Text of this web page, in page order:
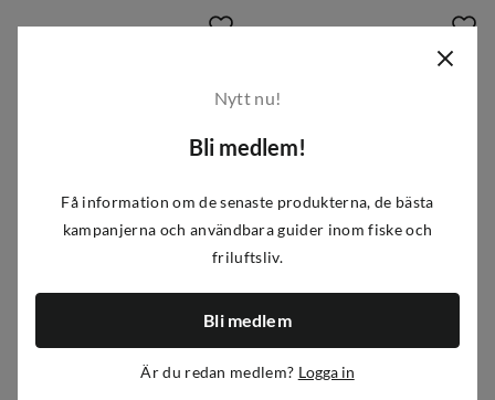
449 kr
price
Nytt nu!
Bli medlem!
Få information om de senaste produkterna, de bästa
kampanjerna och användbara guider inom fiske och
friluftsliv.
Bli medlem
Är du redan medlem? Logga in